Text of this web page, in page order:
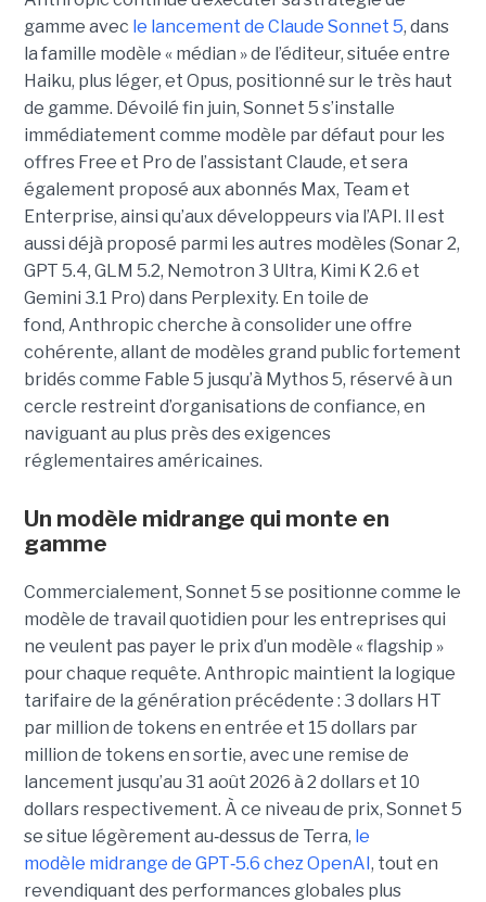
gamme avec le lancement de Claude Sonnet 5, dans
la famille modèle « médian » de l’éditeur, située entre
Haiku, plus léger, et Opus, positionné sur le très haut
de gamme. Dévoilé fin juin, Sonnet 5 s’installe
immédiatement comme modèle par défaut pour les
offres Free et Pro de l’assistant Claude, et sera
également proposé aux abonnés Max, Team et
Enterprise, ainsi qu’aux développeurs via l’API. Il est
aussi déjà proposé parmi les autres modèles (Sonar 2,
GPT 5.4, GLM 5.2, Nemotron 3 Ultra, Kimi K 2.6 et
Gemini 3.1 Pro) dans Perplexity. En toile de
fond, Anthropic cherche à consolider une offre
cohérente, allant de modèles grand public fortement
bridés comme Fable 5 jusqu’à Mythos 5, réservé à un
cercle restreint d’organisations de confiance, en
naviguant au plus près des exigences
réglementaires américaines.
Un modèle midrange qui monte en
gamme
Commercialement, Sonnet 5 se positionne comme le
modèle de travail quotidien pour les entreprises qui
ne veulent pas payer le prix d’un modèle « flagship »
pour chaque requête. Anthropic maintient la logique
tarifaire de la génération précédente : 3 dollars HT
par million de tokens en entrée et 15 dollars par
million de tokens en sortie, avec une remise de
lancement jusqu’au 31 août 2026 à 2 dollars et 10
dollars respectivement. À ce niveau de prix, Sonnet 5
se situe légèrement au‑dessus de Terra, le
modèle midrange de GPT‑5.6 chez OpenAI, tout en
revendiquant des performances globales plus